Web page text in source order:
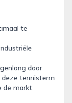
te
door
deze tennisterm
de markt